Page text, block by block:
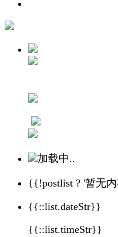
加载中..
{{!postlist ? '暂无
{{::list.dateStr}}
{{::list.timeStr}}